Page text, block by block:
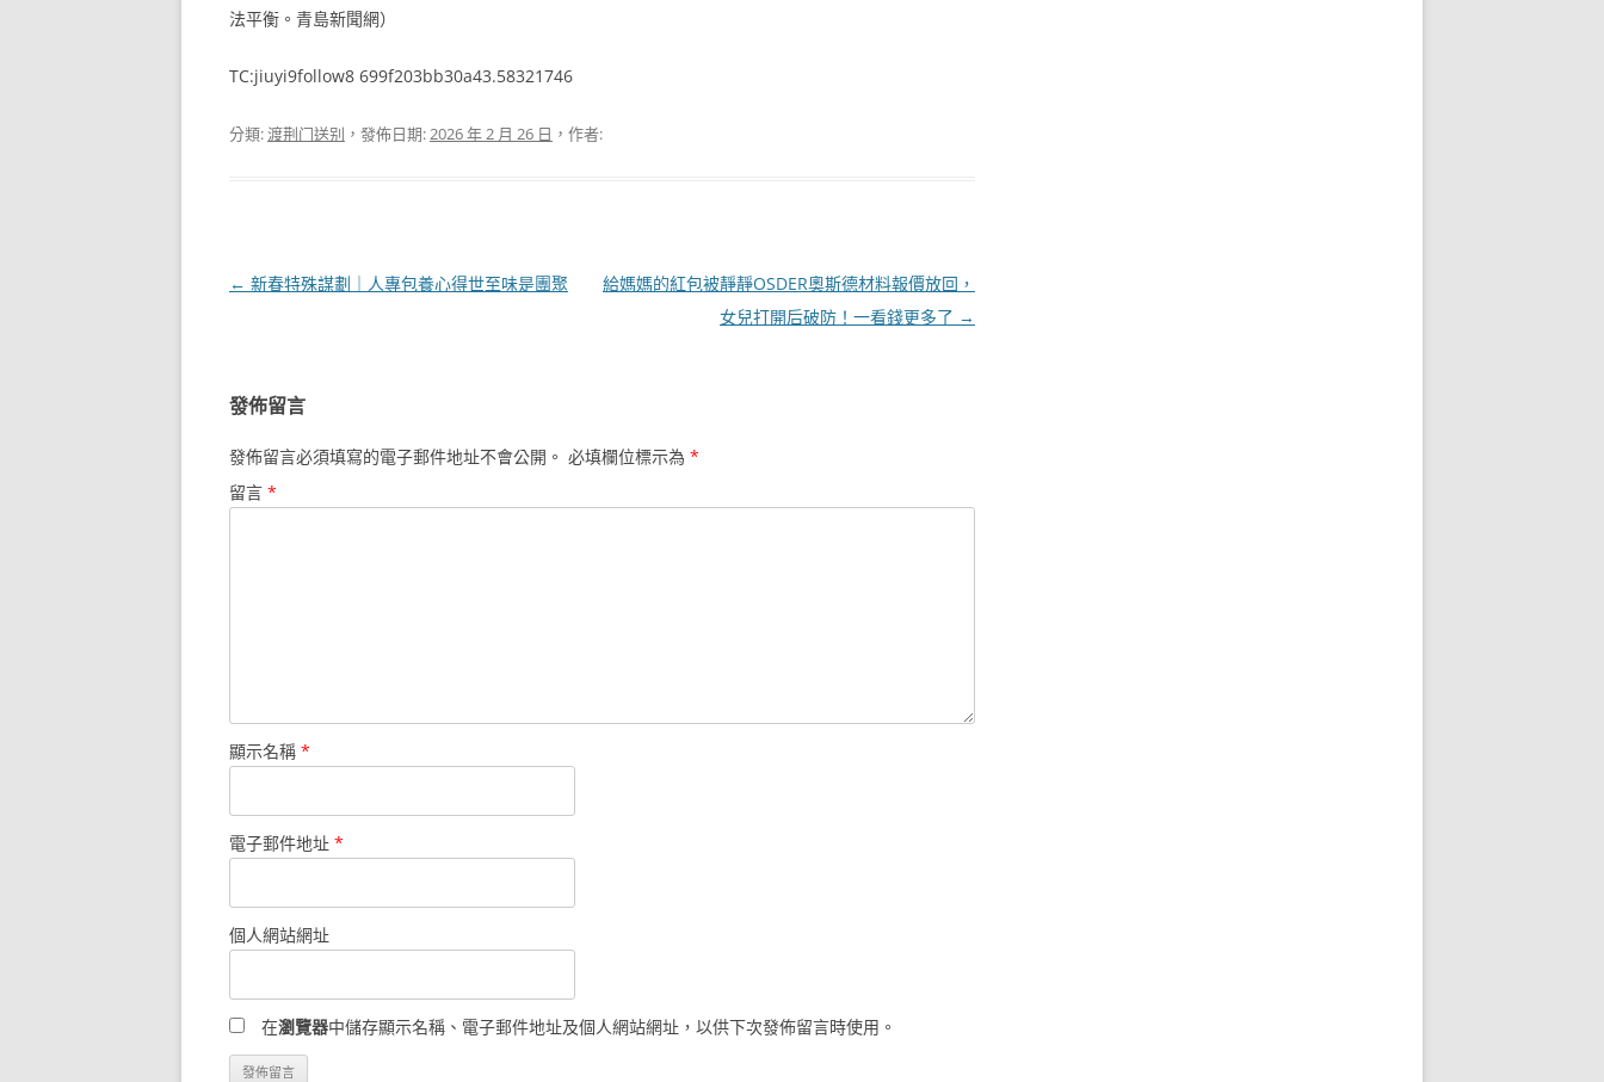
法平衡。青島新聞網）
TC:jiuyi9follow8 699f203bb30a43.58321746
分類:渡荆门送别 ，發佈日期:2026 年 2 月 26 日 ，作者:
文
← 新春特殊謀劃｜人專包養心得世至味是團聚
給媽媽的紅包被靜靜OSDER奧斯德材料報價放回，
女兒打開后破防！一看錢更多了 →
發佈留言
發佈留言必須填寫的電子郵件地址不會公開。 必填欄位標示為 *
留言 *
顯示名稱 *
電子郵件地址 *
個人網站網址
在瀏覽器中儲存顯示名稱、電子郵件地址及個人網站網址，以供下次發佈留言時使用。